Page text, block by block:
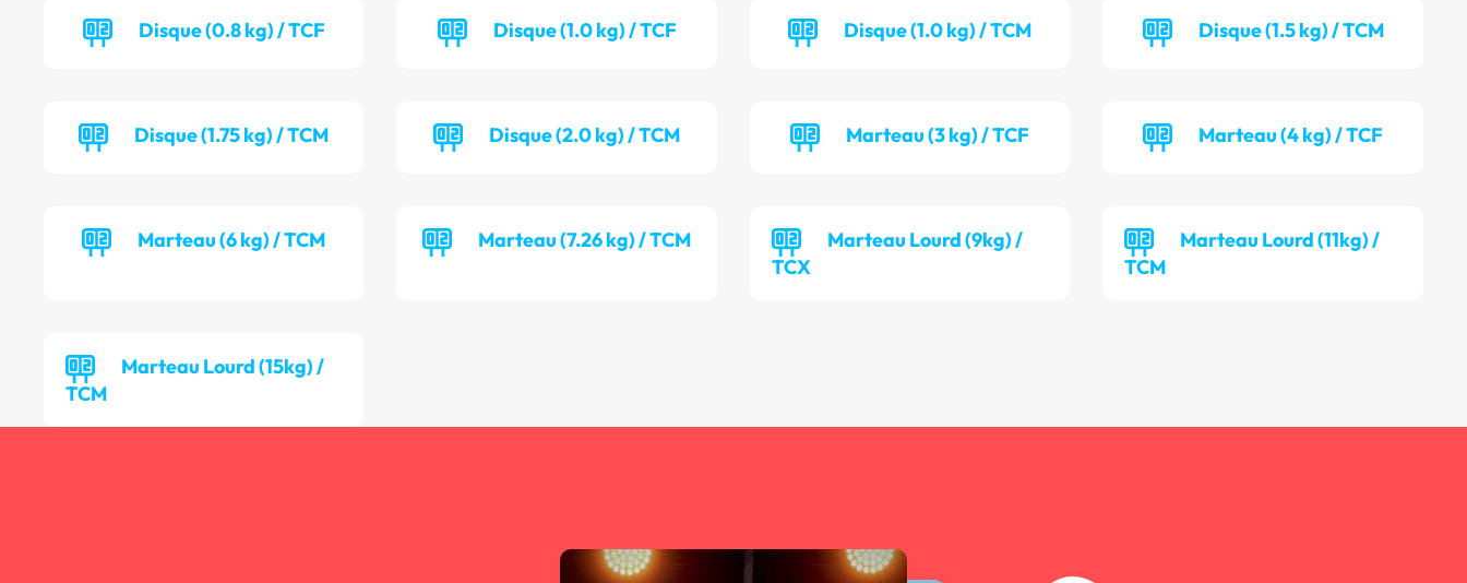
Disque (0.8 kg) / TCF Disque (1.0 kg) / TCF Disque (1.0 kg) / TCM Disque (1.5 kg) / TCM
Disque (1.75 kg) / TCM Disque (2.0 kg) / TCM Marteau (3 kg) / TCF Marteau (4 kg) / TCF
Marteau (6 kg) / TCM Marteau (7.26 kg) / TCM
Marteau Lourd (9kg) /
TCX
Marteau Lourd (11kg) /
TCM
Marteau Lourd (15kg) /
TCM